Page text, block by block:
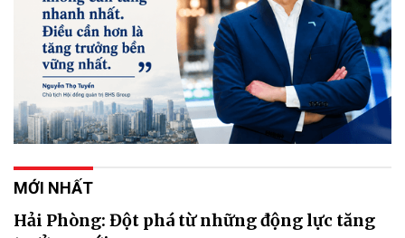
MỚI NHẤT
Hải Phòng: Đột phá từ những động lực tăng